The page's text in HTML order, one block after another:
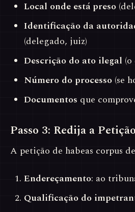
Local onde está preso
Identificação da
(delegado, juiz)
Descrição do ato ilegal
Número do processo (se
Documentos que
Passo 3: Redija a Petição
A petição de habeas corpus
Endereçamento: ao
Qualificação do